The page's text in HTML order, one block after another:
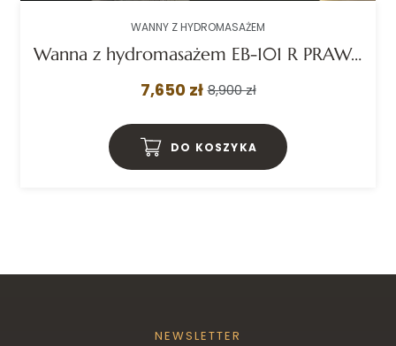
WANNY Z HYDROMASAŻEM
Wanna z hydromasażem EB-101 R PRAWA prostokątna 170cmx101cmx63cm DYSZE OBROTOWE, PILOT
7,650 zł 8,900 zł
DO KOSZYKA
NEWSLETTER